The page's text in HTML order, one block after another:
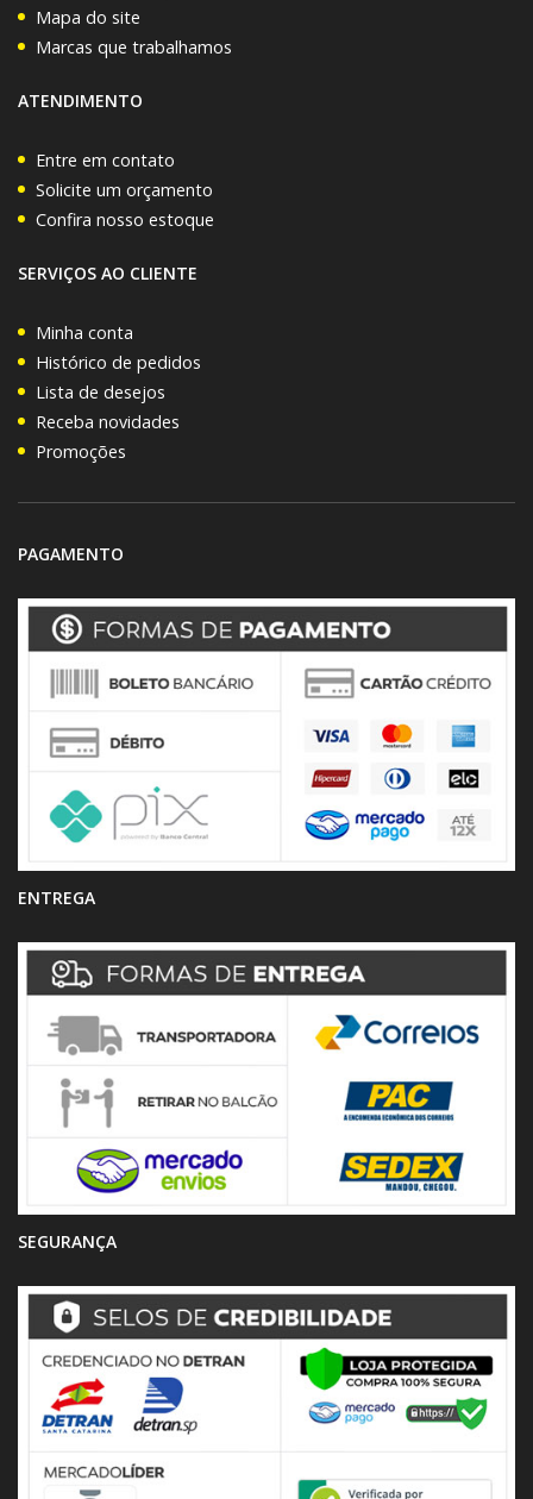
Mapa do site
Marcas que trabalhamos
ATENDIMENTO
Entre em contato
Solicite um orçamento
Confira nosso estoque
SERVIÇOS AO CLIENTE
Minha conta
Histórico de pedidos
Lista de desejos
Receba novidades
Promoções
PAGAMENTO
ENTREGA
SEGURANÇA